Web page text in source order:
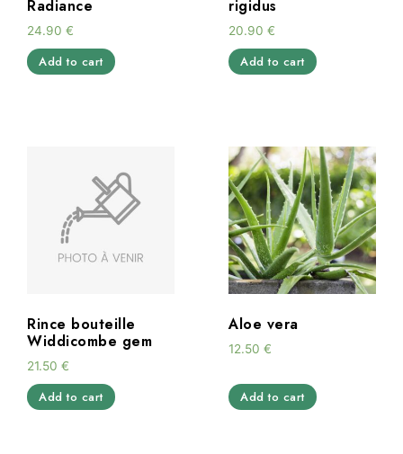
Radiance
24.90 €
Add to cart
rigidus
20.90 €
Add to cart
Rince bouteille
Widdicombe gem
21.50 €
Add to cart
Aloe vera
12.50 €
Add to cart